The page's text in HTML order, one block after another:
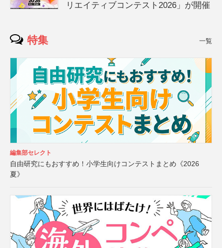
リエイティブコンテスト2026」が開催
特集 一覧
編集部セレクト
自由研究にもおすすめ！小学生向けコンテストまとめ《2026
夏》